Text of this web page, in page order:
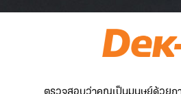
ตรวจสอบว่าคุณเป็นมนุษย์ด้วยก